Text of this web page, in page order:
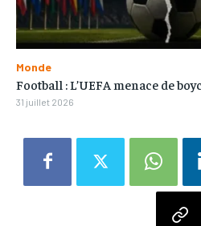
Monde
Football : L’UEFA menace de
31 juillet 2026